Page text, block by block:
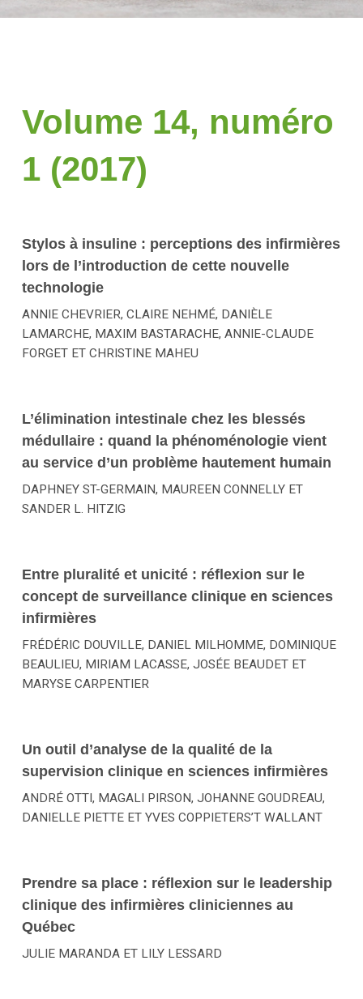
Volume 14, numéro
1 (2017)
Stylos à insuline : perceptions des infirmières
lors de l’introduction de cette nouvelle
technologie
ANNIE CHEVRIER, CLAIRE NEHMÉ, DANIÈLE
LAMARCHE, MAXIM BASTARACHE, ANNIE-CLAUDE
FORGET ET CHRISTINE MAHEU
L’élimination intestinale chez les blessés
médullaire : quand la phénoménologie vient
au service d’un problème hautement humain
DAPHNEY ST-GERMAIN, MAUREEN CONNELLY ET
SANDER L. HITZIG
Entre pluralité et unicité : réflexion sur le
concept de surveillance clinique en sciences
infirmières
FRÉDÉRIC DOUVILLE, DANIEL MILHOMME, DOMINIQUE
BEAULIEU, MIRIAM LACASSE, JOSÉE BEAUDET ET
MARYSE CARPENTIER
Un outil d’analyse de la qualité de la
supervision clinique en sciences infirmières
ANDRÉ OTTI, MAGALI PIRSON, JOHANNE GOUDREAU,
DANIELLE PIETTE ET YVES COPPIETERS’T WALLANT
Prendre sa place : réflexion sur le leadership
clinique des infirmières cliniciennes au
Québec
JULIE MARANDA ET LILY LESSARD